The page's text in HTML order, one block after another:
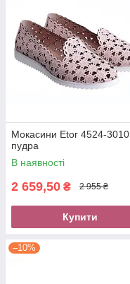
Мокасини Etor 4524-3010
пудра
В наявності
2 659,50 ₴ 2 955 ₴
Купити
–10%